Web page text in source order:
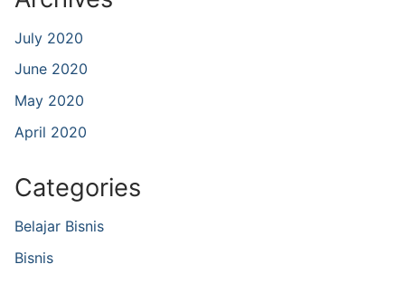
July 2020
June 2020
May 2020
April 2020
Categories
Belajar Bisnis
Bisnis